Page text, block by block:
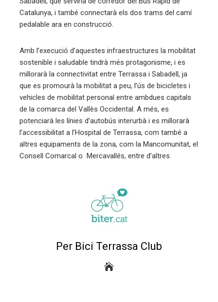
Catalunya, i també connectarà els dos trams del camí
pedalable ara en construcció.
Amb l’execució d’aquestes infraestructures la mobilitat
sostenible i saludable tindrà més protagonisme, i es
millorarà la connectivitat entre Terrassa i Sabadell, ja
que es promourà la mobilitat a peu, l’ús de bicicletes i
vehicles de mobilitat personal entre ambdues capitals
de la comarca del Vallès Occidental. A més, es
potenciarà les línies d’autobús interurbà i es millorarà
l’accessibilitat a l’Hospital de Terrassa, com també a
altres equipaments de la zona, com la Mancomunitat, el
Consell Comarcal o Mercavallés, entre d’altres.
Per Bici Terrassa Club